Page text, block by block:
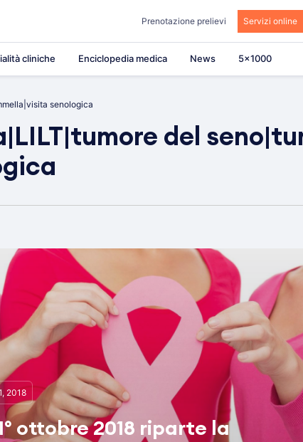
Prenotazione prelievi Servizi online
cliniche Enciclopedia medica News 5×1000
senologica
del
2018
ottobre 2018 riparte la